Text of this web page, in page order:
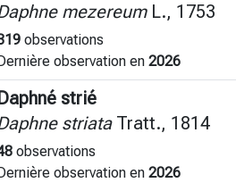
mezereumL., 1753
observations
observation en 2026
strié
striataTratt., 1814
observations
observation en 2026